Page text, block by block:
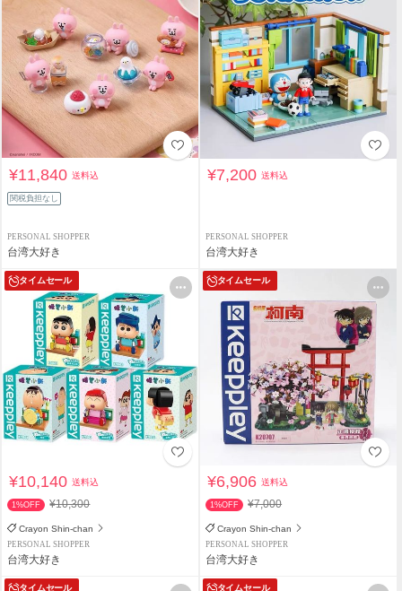
¥11,840送料込
関税負担なし
PERSONAL SHOPPER
台湾大好き
¥7,200送料込
PERSONAL SHOPPER
台湾大好き
タイムセール
¥10,140送料込
1%OFF ¥10,300
Crayon Shin-chan
PERSONAL SHOPPER
台湾大好き
タイムセール
¥6,906送料込
1%OFF ¥7,000
Crayon Shin-chan
PERSONAL SHOPPER
台湾大好き
タイムセール タイムセール